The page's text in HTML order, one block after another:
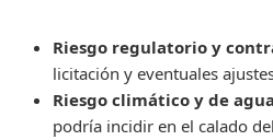
Riesgo regulatorio y
licitación y eventuales
Riesgo climático y de
podría incidir en el calado